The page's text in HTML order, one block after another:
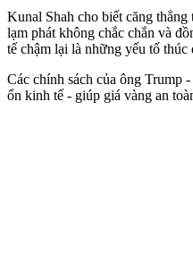
Kunal Shah cho biết căng
lạm phát không chắc chắn và
tế chậm lại là những yếu tố thúc
Các chính sách của ông Trump
ổn kinh tế - giúp giá vàng an